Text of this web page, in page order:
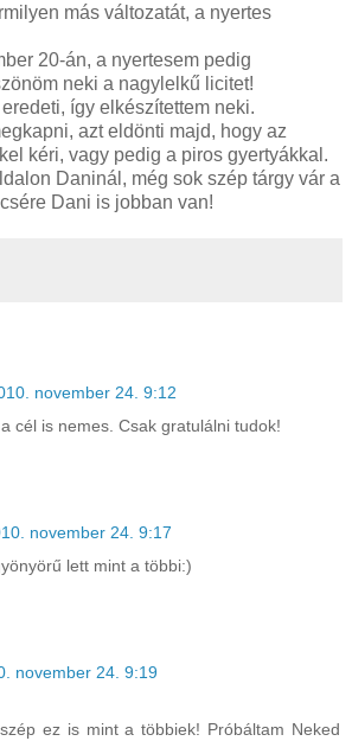
más változatát, a nyertes
20-án, a nyertesem pedig
neki a nagylelkű licitet!
így elkészítettem neki.
azt eldönti majd, hogy az
kéri, vagy pedig a piros gyertyákkal.
Daninál, még sok szép tárgy vár a
Dani is jobban van!
november 24. 9:12
cél is nemes. Csak gratulálni tudok!
november 24. 9:17
lett mint a többi:)
november 24. 9:19
ez is mint a többiek! Próbáltam Neked